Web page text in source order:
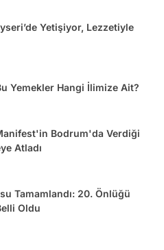
Yetişiyor, Lezzetiyle
Yemekler Hangi İlimize Ait?
Bodrum'da Verdiği
Atladı
Tamamlandı: 20. Önlüğü
Oldu